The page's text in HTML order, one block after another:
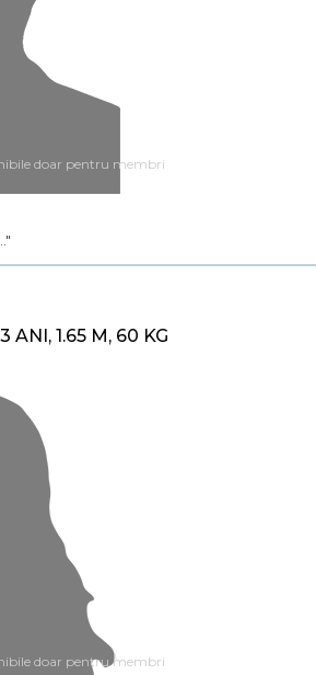
doar pentru membri
ANI, 1.65 M, 60 KG
doar pentru membri